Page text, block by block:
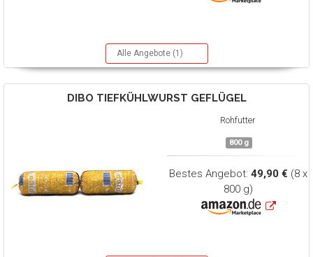
Alle Angebote (1)
DIBO TIEFKÜHLWURST GEFLÜGEL
Rohfutter
800 g
Bestes Angebot: 49,90 € (8 x
800 g)